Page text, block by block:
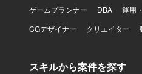
ゲームプランナー
DBA 運用
CGデザイナー
クリエイター
スキルから案件を探す